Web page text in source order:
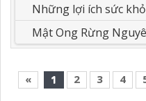
Mật Ong Rừng
« 1 2 3 4